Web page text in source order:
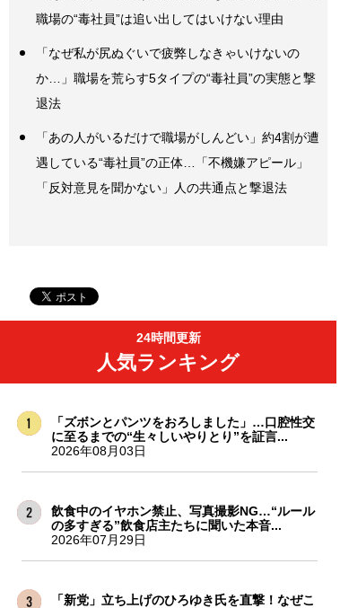
職場の“毒社員”は追い出してはいけない理由
「なぜ私が尻ぬぐいで疲弊しなきゃいけないの
か…」職場を荒らす5タイプの“毒社員”の実態と撃
退法
「あの人がいるだけで職場がしんどい」約4割が遭
遇している“毒社員”の正体…「不機嫌アピール」
「反対意見を聞かない」人の共通点と撃退法
24時間更新
人気ランキング
「ズボンとパンツをおろしました」…口腔性交
に至るまでの“生々しいやりとり”を証言...
2026年08月03日
飲食中のイヤホン禁止、写真撮影NG…“ルール
の多すぎる”飲食店主たちに聞いた本音...
2026年07月29日
「新党」立ち上げのひろゆき氏を直撃！なぜこ